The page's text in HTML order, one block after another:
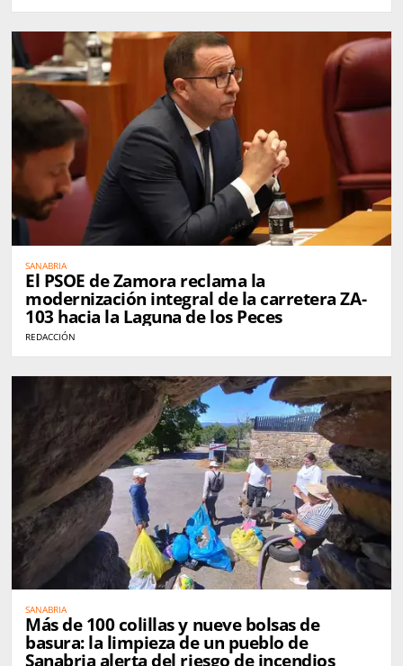
SANABRIA
El PSOE de Zamora reclama la
modernización integral de la carretera ZA-
103 hacia la Laguna de los Peces
REDACCIÓN
SANABRIA
Más de 100 colillas y nueve bolsas de
basura: la limpieza de un pueblo de
Sanabria alerta del riesgo de incendios